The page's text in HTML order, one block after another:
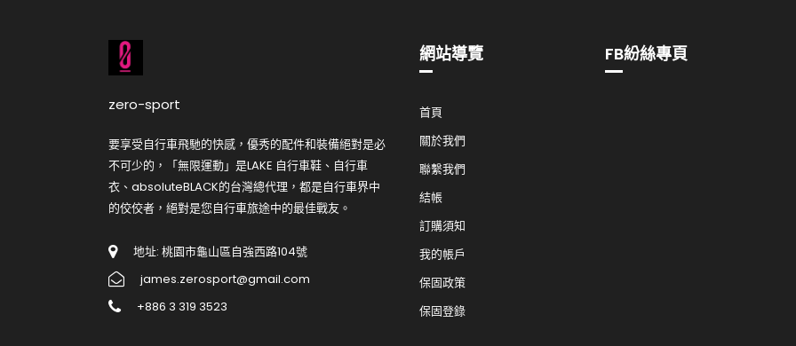
zero-sport
要享受自行車飛馳的快感，優秀的配件和裝備絕對是必
不可少的，「無限運動」是LAKE 自行車鞋、自行車
衣、absoluteBLACK的台灣總代理，都是自行車界中
的佼佼者，絕對是您自行車旅途中的最佳戰友。
地址: 桃園市龜山區自強西路104號
james.zerosport@gmail.com
+886 3 319 3523
網站導覽
首頁
關於我們
聯繫我們
結帳
訂購須知
我的帳戶
保固政策
保固登錄
FB紛絲專頁